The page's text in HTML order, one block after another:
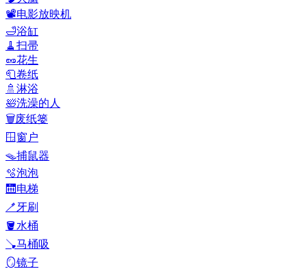
📽️电影放映机
🛁浴缸
🧹 扫帚
🥜花生
🧻卷纸
🚿 淋浴
🛀洗澡的人
🗑️废纸篓
🪟 窗户
🪤捕鼠器
🫧泡泡
🛗电梯
🪥 牙刷
🪣 水桶
🪠马桶吸
🪞镜子